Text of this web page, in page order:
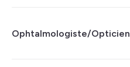
Ophtalmologiste/Opticien